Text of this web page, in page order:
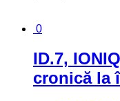
0
ID.7,
cronică la